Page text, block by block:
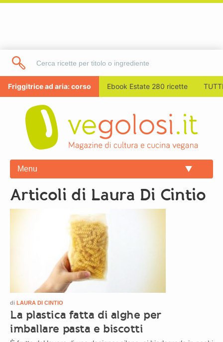
Friggitrice ad aria: corso Ebook Estate 280 ricette
Menu
Articoli di Laura Di Cintio
di LAURA DI CINTIO
La plastica fatta di alghe per
imballare pasta e biscotti